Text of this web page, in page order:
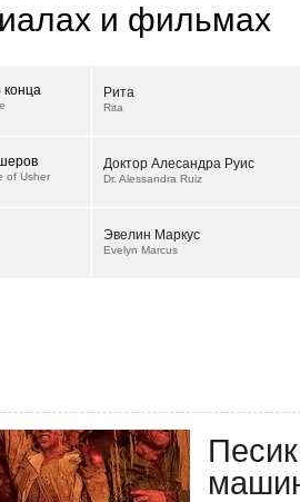
и фильмах
конца Рита
Rita
of Usher
Доктор Алесандра Руис
Dr. Alessandra Ruiz
Эвелин Маркус
Evelyn Marcus